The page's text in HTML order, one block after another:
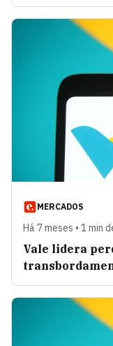
MERCADOS
Há 7 meses • 1 min
Vale lidera